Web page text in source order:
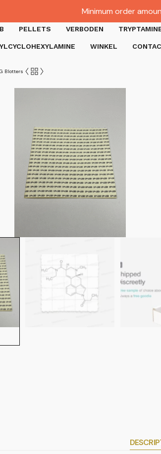
PELLETS VERBODEN
WINKEL
Blotters
Minimum order